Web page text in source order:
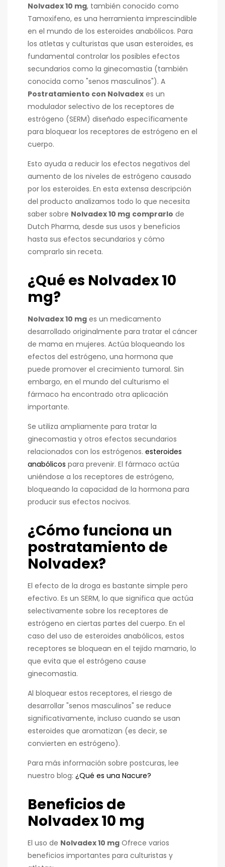
Nolvadex 10 mg, también conocido como
Tamoxifeno, es una herramienta imprescindible
en el mundo de los esteroides anabólicos. Para
los atletas y culturistas que usan esteroides, es
fundamental controlar los posibles efectos
secundarios como la ginecomastia (también
conocida como "senos masculinos"). A
Postratamiento con Nolvadex es un
modulador selectivo de los receptores de
estrógeno (SERM) diseñado específicamente
para bloquear los receptores de estrógeno en el
cuerpo.
Esto ayuda a reducir los efectos negativos del
aumento de los niveles de estrógeno causado
por los esteroides. En esta extensa descripción
del producto analizamos todo lo que necesita
saber sobre Nolvadex 10 mg comprarlo de
Dutch Pharma, desde sus usos y beneficios
hasta sus efectos secundarios y cómo
comprarlo sin receta.
¿Qué es Nolvadex 10
mg?
Nolvadex 10 mg es un medicamento
desarrollado originalmente para tratar el cáncer
de mama en mujeres. Actúa bloqueando los
efectos del estrógeno, una hormona que
puede promover el crecimiento tumoral. Sin
embargo, en el mundo del culturismo el
fármaco ha encontrado otra aplicación
importante.
Se utiliza ampliamente para tratar la
ginecomastia y otros efectos secundarios
relacionados con los estrógenos. esteroides
anabólicos para prevenir. El fármaco actúa
uniéndose a los receptores de estrógeno,
bloqueando la capacidad de la hormona para
producir sus efectos nocivos.
¿Cómo funciona un
postratamiento de
Nolvadex?
El efecto de la droga es bastante simple pero
efectivo. Es un SERM, lo que significa que actúa
selectivamente sobre los receptores de
estrógeno en ciertas partes del cuerpo. En el
caso del uso de esteroides anabólicos, estos
receptores se bloquean en el tejido mamario, lo
que evita que el estrógeno cause
ginecomastia.
Al bloquear estos receptores, el riesgo de
desarrollar "senos masculinos" se reduce
significativamente, incluso cuando se usan
esteroides que aromatizan (es decir, se
convierten en estrógeno).
Para más información sobre postcuras, lee
nuestro blog: ¿Qué es una Nacure?
Beneficios de
Nolvadex 10 mg
El uso de Nolvadex 10 mg Ofrece varios
beneficios importantes para culturistas y